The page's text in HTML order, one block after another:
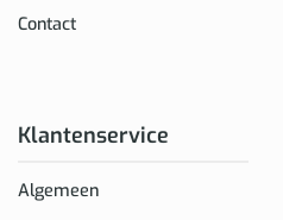
Contact
Klantenservice
Algemeen